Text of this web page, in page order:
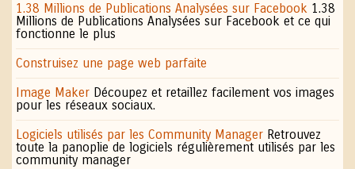
1.38 Millions de Publications Analysées sur Facebook 1.38
Millions de Publications Analysées sur Facebook et ce qui
fonctionne le plus
Construisez une page web parfaite
Image Maker Découpez et retaillez facilement vos images
pour les réseaux sociaux.
Logiciels utilisés par les Community Manager Retrouvez
toute la panoplie de logiciels régulièrement utilisés par les
community manager